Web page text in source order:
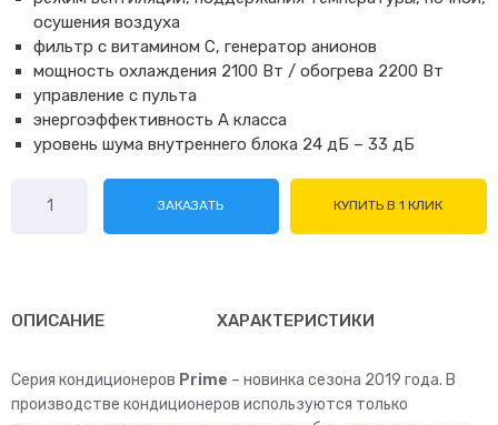
осушения воздуха
фильтр с витамином С, генератор анионов
мощность охлаждения 2100 Вт / обогрева 2200 Вт
управление с пульта
энергоэффективность A класса
уровень шума внутреннего блока 24 дБ – 33 дБ
товара
R1
ЗАКАЗАТЬ КУПИТЬ В 1 КЛИК
ОПИСАНИЕ ХАРАКТЕРИСТИКИ
Серия кондиционеров Prime – новинка сезона 2019 года. В
производстве кондиционеров используются только